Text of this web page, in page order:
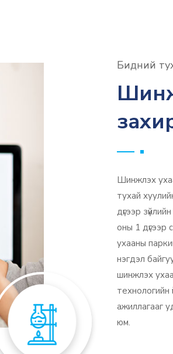
Бидний
Шинжлэх
тухай
дүгээр
оны 1
ухааны
нэгдэл
шинжлэх
технологийн
ажиллагааг
юм.